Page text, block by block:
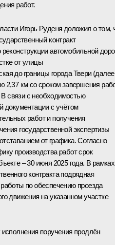
работ.
Игорь Руденя доложил о том,
контракт
автомобильной
от улицы
до границы города Твери
2,37 км со сроком завершения
В связи с необходимостью
документации с учётом
работ и получения
государственной экспертизы
от графика. Согласно
производства работ срок
– 30 июня 2025 года. В рамках
контракта подрядная
по обеспечению проезда
движения на указанном участке
поручения продлён